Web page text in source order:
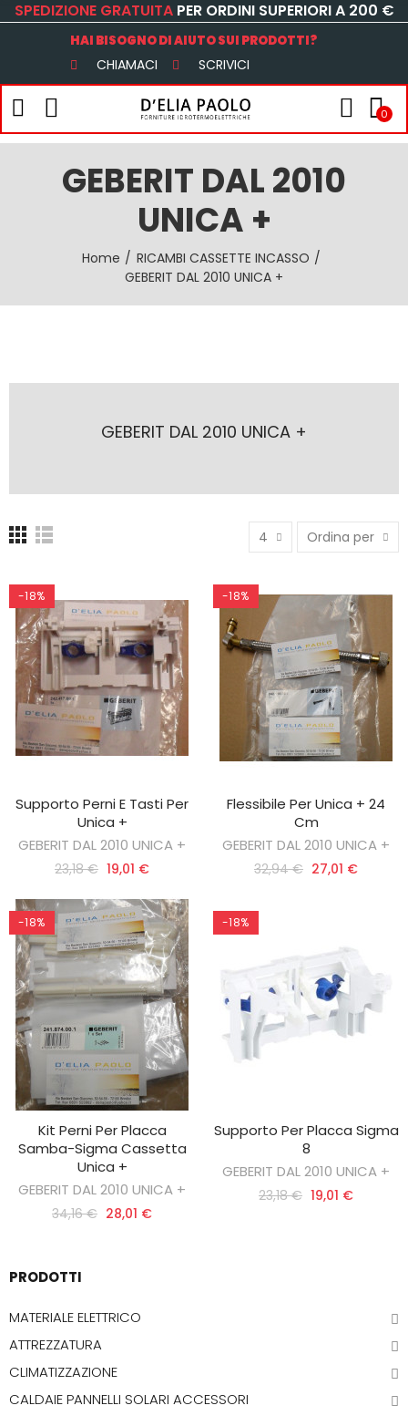
SPEDIZIONE GRATUITA PER ORDINI SUPERIORI A 200 €
HAI BISOGNO DI AIUTO SUI PRODOTTI?
CHIAMACI SCRIVICI
0
GEBERIT DAL 2010
UNICA +
Home
RICAMBI CASSETTE INCASSO
GEBERIT DAL 2010 UNICA +
GEBERIT DAL 2010 UNICA +
4 Ordina per
-18%
AGGIUNGI AL CARRELLO
Supporto Perni E Tasti Per
Unica +
GEBERIT DAL 2010 UNICA +
23,18 € 19,01 €
-18%
AGGIUNGI AL CARRELLO
Flessibile Per Unica + 24
Cm
GEBERIT DAL 2010 UNICA +
32,94 € 27,01 €
-18%
AGGIUNGI AL CARRELLO
Kit Perni Per Placca
Samba-Sigma Cassetta
Unica +
GEBERIT DAL 2010 UNICA +
34,16 € 28,01 €
-18%
AGGIUNGI AL CARRELLO
Supporto Per Placca Sigma
8
GEBERIT DAL 2010 UNICA +
23,18 € 19,01 €
PRODOTTI
MATERIALE ELETTRICO
ATTREZZATURA
CLIMATIZZAZIONE
CALDAIE PANNELLI SOLARI ACCESSORI